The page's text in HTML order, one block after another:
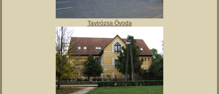
Tavirózsa Óvoda